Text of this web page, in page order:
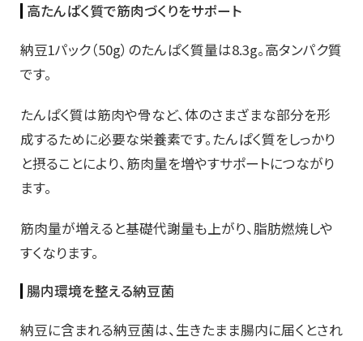
高たんぱく質で筋肉づくりをサポート
納豆1パック（50g）のたんぱく質量は8.3g。高タンパク質
です。
たんぱく質は筋肉や骨など、体のさまざまな部分を形
成するために必要な栄養素です。たんぱく質をしっかり
と摂ることにより、筋肉量を増やすサポートにつながり
ます。
筋肉量が増えると基礎代謝量も上がり、脂肪燃焼しや
すくなります。
腸内環境を整える納豆菌
納豆に含まれる納豆菌は、生きたまま腸内に届くとされ